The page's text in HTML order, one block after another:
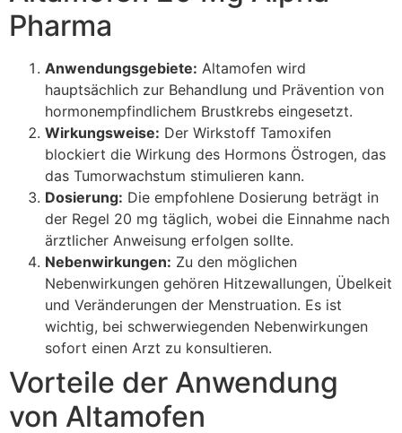
Pharma
Anwendungsgebiete: Altamofen wird
hauptsächlich zur Behandlung und Prävention von
hormonempfindlichem Brustkrebs eingesetzt.
Wirkungsweise: Der Wirkstoff Tamoxifen
blockiert die Wirkung des Hormons Östrogen, das
das Tumorwachstum stimulieren kann.
Dosierung: Die empfohlene Dosierung beträgt in
der Regel 20 mg täglich, wobei die Einnahme nach
ärztlicher Anweisung erfolgen sollte.
Nebenwirkungen: Zu den möglichen
Nebenwirkungen gehören Hitzewallungen, Übelkeit
und Veränderungen der Menstruation. Es ist
wichtig, bei schwerwiegenden Nebenwirkungen
sofort einen Arzt zu konsultieren.
Vorteile der Anwendung
von Altamofen